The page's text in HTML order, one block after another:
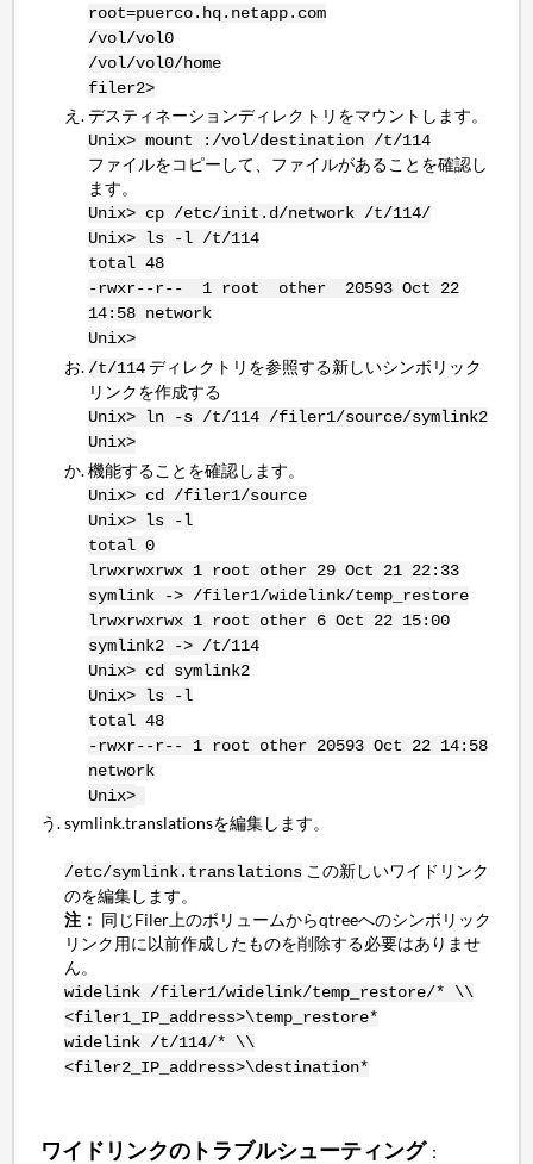
root=puerco.hq.netapp.com
/vol/vol0
/vol/vol0/home
filer2>
デスティネーションディレクトリをマウントします。
Unix> mount :/vol/destination /t/114
ファイルをコピーして、ファイルがあることを確認し
ます。
Unix> cp /etc/init.d/network /t/114/
Unix> ls -l /t/114
total 48
-rwxr--r-- 1 root other 20593 Oct 22
14:58 network
Unix>
/t/114ディレクトリを参照する新しいシンボリック
リンクを作成する
Unix> ln -s /t/114 /filer1/source/symlink2
Unix>
機能することを確認します。
Unix> cd /filer1/source
Unix> ls -l
total 0
lrwxrwxrwx 1 root other 29 Oct 21 22:33
symlink -> /filer1/widelink/temp_restore
lrwxrwxrwx 1 root other 6 Oct 22 15:00
symlink2 -> /t/114
Unix> cd symlink2
Unix> ls -l
total 48
-rwxr--r-- 1 root other 20593 Oct 22 14:58
network
Unix>
symlink.translationsを編集します。
/etc/symlink.translations この新しいワイドリンク
のを編集します。
注： 同じFiler上のボリュームからqtreeへのシンボリック
リンク用に以前作成したものを削除する必要はありませ
ん。
widelink /filer1/widelink/temp_restore/* \\
<filer1_IP_address>\temp_restore*
widelink /t/114/* \\
<filer2_IP_address>\destination*
ワイドリンクのトラブルシューティング：